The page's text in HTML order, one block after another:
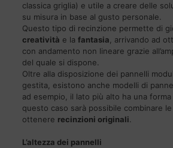
classica griglia) e utile a creare delle
su misura in base al gusto personale.
Questo tipo di recinzione permette di
creatività e la fantasia , arrivando ad
con andamento non lineare grazie
del quale si dispone.
Oltre alla disposizione dei pannelli
gestita, esistono anche modelli di
ad esempio, il lato più alto ha una
questo caso sarà possibile combinare
ottenere recinzioni originali
L’altezza dei pannelli